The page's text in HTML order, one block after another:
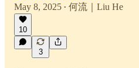
May 8, 2025 • 何流｜Liu He
10
3